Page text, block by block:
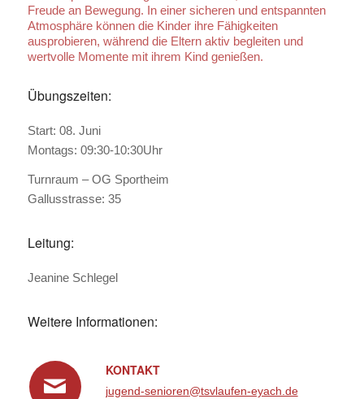
Freude an Bewegung. In einer sicheren und entspannten
Atmosphäre können die Kinder ihre Fähigkeiten
ausprobieren, während die Eltern aktiv begleiten und
wertvolle Momente mit ihrem Kind genießen.
Übungszeiten:
Start: 08. Juni
Montags: 09:30-10:30Uhr
Turnraum – OG Sportheim
Gallusstrasse: 35
Leitung:
Jeanine Schlegel
Weitere Informationen:
KONTAKT
jugend-senioren@tsvlaufen-eyach.de